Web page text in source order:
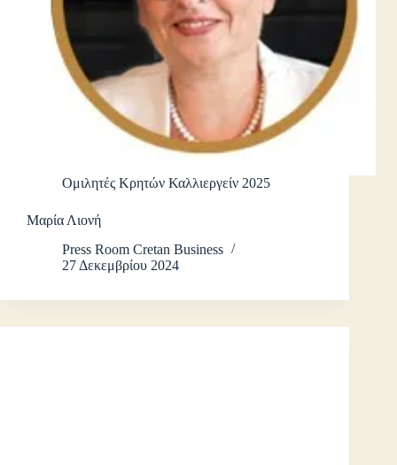
Ομιλητές Κρητών Καλλιεργείν 2025
Μαρία Λιονή
Press Room Cretan Business
27 Δεκεμβρίου 2024